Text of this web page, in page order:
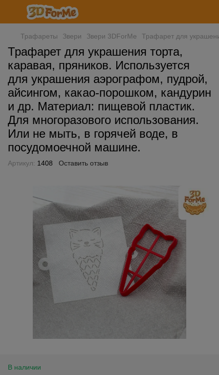
Трафареты Звери Звери 3DForMe Трафарет для
Трафарет для украшения торта,
каравая, пряников. Используется
для украшения аэрографом, пудрой,
айсингом, какао-порошком, кандурин
и др. Материал: пищевой пластик.
Для многоразового использования.
Или не мыть, в горячей воде, в
посудомоечной машине.
Артикул: 1408 Оставить отзыв
В наличии